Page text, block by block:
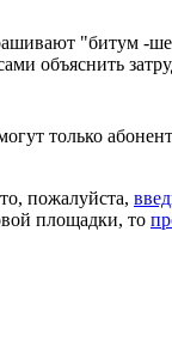
"битум -
объяснить
только
пожалуйста,
площадки, то